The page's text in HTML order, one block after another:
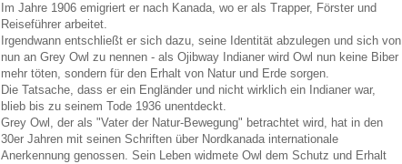
Im Jahre 1906 emigriert er nach Kanada, wo er als Trapper, Förster und
Reiseführer arbeitet.
Irgendwann entschließt er sich dazu, seine Identität abzulegen und sich von
nun an Grey Owl zu nennen - als Ojibway Indianer wird Owl nun keine Biber
mehr töten, sondern für den Erhalt von Natur und Erde sorgen.
Die Tatsache, dass er ein Engländer und nicht wirklich ein Indianer war,
blieb bis zu seinem Tode 1936 unentdeckt.
Grey Owl, der als "Vater der Natur-Bewegung" betrachtet wird, hat in den
30er Jahren mit seinen Schriften über Nordkanada internationale
Anerkennung genossen. Sein Leben widmete Owl dem Schutz und Erhalt